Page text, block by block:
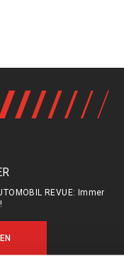
REVUE: Immer